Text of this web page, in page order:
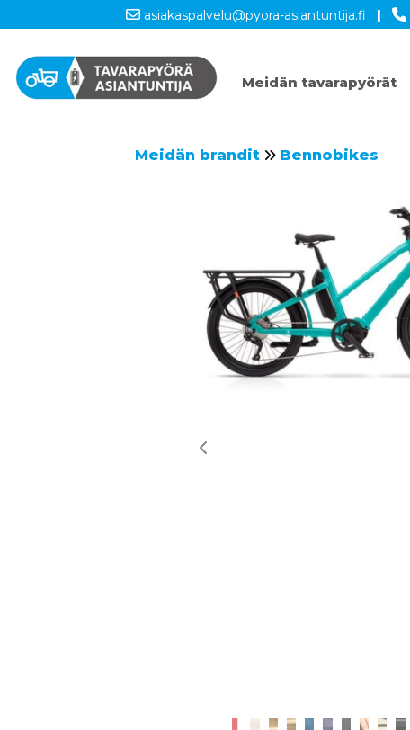
asiakaspalvelu@pyora-asiantuntija.fi |
Meidän tavarapyörät
Meidän brandit Bennobikes